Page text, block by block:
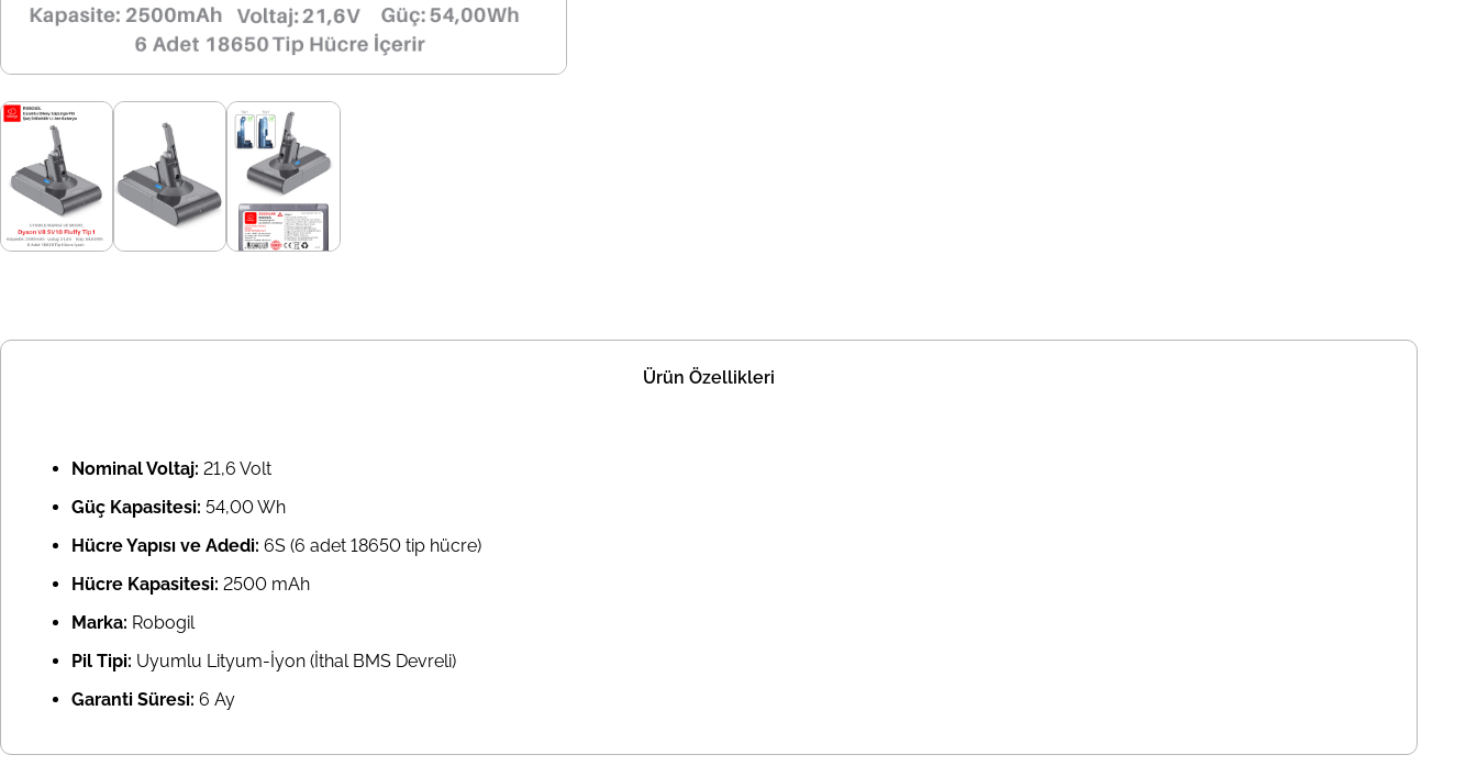
Ürün Özellikleri
Nominal Voltaj: 21,6 Volt
Güç Kapasitesi: 54,00 Wh
Hücre Yapısı ve Adedi: 6S (6 adet 18650 tip hücre)
Hücre Kapasitesi: 2500 mAh
Marka: Robogil
Pil Tipi: Uyumlu Lityum-İyon (İthal BMS Devreli)
Garanti Süresi: 6 Ay